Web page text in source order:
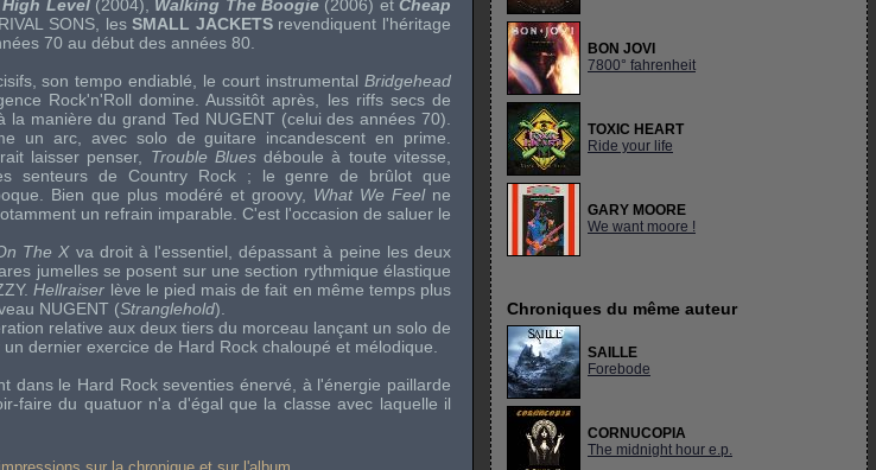
Level (2004), Walking The Boogie(2006) etCheap
RIVAL SONS, lesSMALL JACKETSrevendiquent l'héritage
70 au début des années 80.
sontempoendiablé, le court instrumentalBridgehead
Rock'n'Roll domine. Aussitôt après, les riffs secs de
la manière du grand Ted NUGENT(celui des années 70).
un arc, avec solo de guitare incandescent en prime.
laisser penser, Trouble Bluesdéboule à toute vitesse,
senteurs de Country Rock; le genre de brûlot que
Bien que plus modéré et groovy, What We Feel ne
un refrain imparable. C'est l'occasion de saluer le
The Xva droit à l'essentiel, dépassant à peine les deux
jumelles se posent sur une section rythmique élastique
.Hellraiser lève le pied mais de fait en même temps plus
NUGENT (Stranglehold).
relative aux deux tiers du morceau lançant un solode
dernier exercice de Hard Rock chaloupé et mélodique.
dans le Hard Rock seventiesénervé, à l'énergie paillarde
faire du quatuor n'a d'égal que la classe avec laquelle il
BON JOVI
7800° fahrenheit
TOXIC HEART
Ride your life
GARY MOORE
We want moore !
Chroniques du même auteur
SAILLE
Forebode
CORNUCOPIA
The midnight hour e.p.